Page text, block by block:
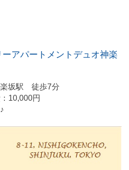
ーアパートメントデュオ神楽
坂駅 徒歩7分
10,000円